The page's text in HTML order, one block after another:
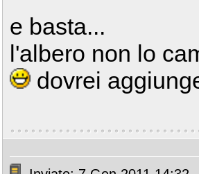
e basta...
l'albero non lo
dovrei